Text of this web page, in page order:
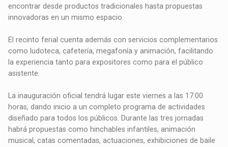
encontrar desde productos tradicionales hasta propuestas
innovadoras en un mismo espacio.
El recinto ferial cuenta además con servicios complementarios
como ludoteca, cafetería, megafonía y animación, facilitando
la experiencia tanto para expositores como para el público
asistente.
La inauguración oficial tendrá lugar este viernes a las 17:00
horas, dando inicio a un completo programa de actividades
diseñado para todos los públicos. Durante las tres jornadas
habrá propuestas como hinchables infantiles, animación
musical, catas comentadas, actuaciones, exhibiciones de baile